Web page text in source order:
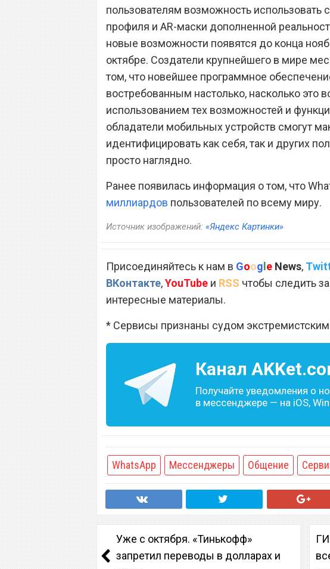
пользователям возможность использовать
профиля и AR-маски дополненной
новые возможности появятся до конца
октябре. Создатели крупнейшего в мире
том, что новейшее программное
востребованным настолько, насколько это
использованием тех возможностей и
обладатели мобильных устройств смогут
идентифицировать как себя, так и других
просто наглядно.
Ранее появилась информация о том, что
миллиардов пользователей по всему миру.
Источник изображений: «Яндекс Картинки»
Присоединяйтесь к нам в Google News,
ВКонтакте,YouTube и RSS чтобы следить
интересные материалы.
* Сервисы признаны судом
Канал
Получайте уведомления о
в мессенджере — на iOS,
WhatsApp Мессенджеры Общение
Уже с октября. «Тинькофф»
запретил переводы в долларах и